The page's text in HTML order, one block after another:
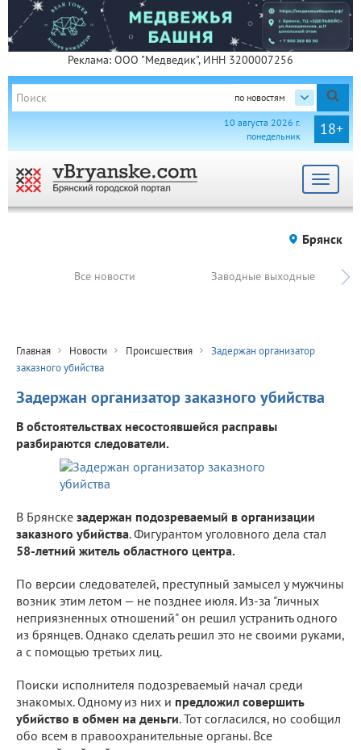
Реклама: ООО "Медведик", ИНН 3200007256
по новостям
18+
10 августа 2026 г.
понедельник
Toggle
Брянск
Все новости Заводные выходные
Главная Новости Происшествия
Задержан организатор
заказного убийства
Задержан организатор заказного убийства
В обстоятельствах несостоявшейся расправы
разбираются следователи.
В Брянске задержан подозреваемый в организации
заказного убийства. Фигурантом уголовного дела стал
58-летний житель областного центра.
По версии следователей, преступный замысел у мужчины
возник этим летом — не позднее июля. Из-за "личных
неприязненных отношений" он решил устранить одного
из брянцев. Однако сделать решил это не своими руками,
а с помощью третьих лиц.
Поиски исполнителя подозреваемый начал среди
знакомых. Одному из них и предложил совершить
убийство в обмен на деньги. Тот согласился, но сообщил
обо всем в правоохранительные органы. Все